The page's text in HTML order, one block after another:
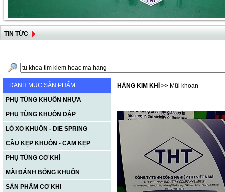
TIN TỨC
DANH MỤC SẢN PHẨM
PHỤ TÙNG KHUÔN NHỰA
PHỤ TÙNG KHUÔN DẬP
LÒ XO KHUÔN - DIE SPRING
CẦU KẸP KHUÔN - CAM KẸP
PHỤ TÙNG CƠ KHÍ
MÀI ĐÁNH BÓNG KHUÔN
SẢN PHẨM CƠ KHI
HÀNG KIM KHÍ >> Mũi khoan